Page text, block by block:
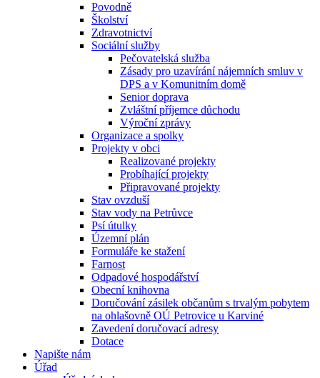
Povodně
Školství
Zdravotnictví
Sociální služby
Pečovatelská služba
Zásady pro uzavírání nájemních smluv v
DPS a v Komunitním domě
Senior doprava
Zvláštní příjemce důchodu
Výroční zprávy
Organizace a spolky
Projekty v obci
Realizované projekty
Probíhající projekty
Připravované projekty
Stav ovzduší
Stav vody na Petrůvce
Psí útulky
Územní plán
Formuláře ke stažení
Farnost
Odpadové hospodářství
Obecní knihovna
Doručování zásilek občanům s trvalým pobytem
na ohlašovně OÚ Petrovice u Karviné
Zavedení doručovací adresy
Dotace
Napište nám
Úřad